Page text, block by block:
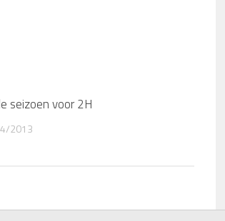
seizoen voor 2H
2013